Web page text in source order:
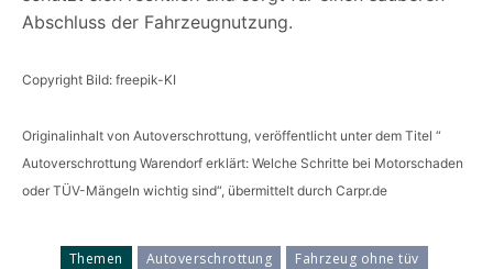
Abschluss der Fahrzeugnutzung.
Copyright Bild: freepik-KI
Originalinhalt von Autoverschrottung, veröffentlicht unter dem Titel “
Autoverschrottung Warendorf erklärt: Welche Schritte bei Motorschaden
oder TÜV-Mängeln wichtig sind“, übermittelt durch Carpr.de
Themen Autoverschrottung
Fahrzeug ohne tüv